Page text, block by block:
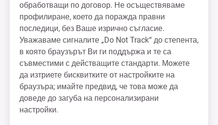
обработващи по договор. Не осъществяваме
профилиране, което да поражда правни
последици, без Ваше изрично съгласие.
Уважаваме сигналите „Do Not Track“ до степента,
в която браузърът Ви ги поддържа и те са
съвместими с действащите стандарти. Можете
да изтриете бисквитките от настройките на
браузъра; имайте предвид, че това може да
доведе до загуба на персонализирани
настройки.